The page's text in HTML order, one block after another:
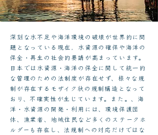
深刻な水不足や海洋環境の破壊が世界的に問
題となっている現在，水資源の確保や海洋の
保全・再生の社会的要請が高まっています。
日本では水資源・海洋の保全に関して統一的
な管理のための法制度が存在せず、様々な規
制が存在するモザイク状の規制構造となって
おり、不確実性が生じています。また。、海
洋・水資源の開発・利用には、環境保護団
体、漁業者、地域住民など多くのステークホ
ルダーも存在し、法規制への対応だけではな